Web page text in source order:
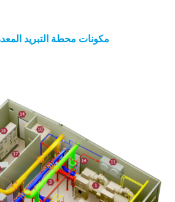
مكونات محطة التبريد